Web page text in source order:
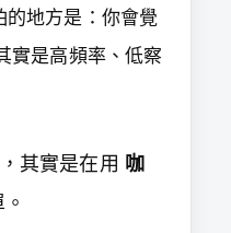
地方是：你會覺
實是高頻率、低察
其實是在用 咖